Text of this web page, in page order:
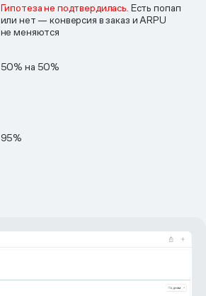
Гипотеза не подтвердилась. Есть попап
или нет — конверсия в заказ и ARPU
не меняются
50% на 50%
95%